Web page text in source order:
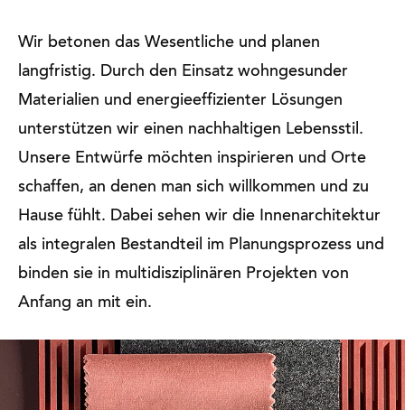
Wir betonen das Wesentliche und planen
langfristig. Durch den Einsatz wohngesunder
Materialien und energieeffizienter Lösungen
unterstützen wir einen nachhaltigen Lebensstil.
Unsere Entwürfe möchten inspirieren und Orte
schaffen, an denen man sich willkommen und zu
Hause fühlt. Dabei sehen wir die Innenarchitektur
als integralen Bestandteil im Planungsprozess und
binden sie in multidisziplinären Projekten von
Anfang an mit ein.